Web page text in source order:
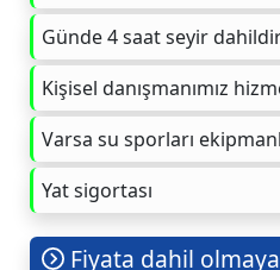
Günde 4 saat seyir
Kişisel danışmanımız
Varsa su sporları
Yat sigortası
Fiyata dahil